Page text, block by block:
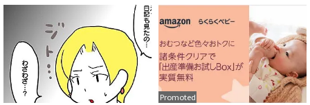
Promoted